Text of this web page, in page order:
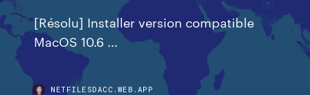
[Résolu] Installer version compatible
MacOS 10.6 ...
NETFILESDACC.WEB.APP